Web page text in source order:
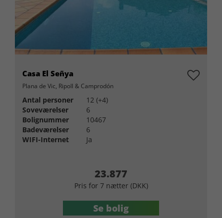
Casa El Señya
Plana de Vic, Ripoll & Camprodón
Antal personer
12 (+4)
Soveværelser
6
Bolignummer
10467
Badeværelser
6
WIFI-Internet
Ja
23.877
Pris for 7 nætter (DKK)
Se bolig